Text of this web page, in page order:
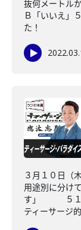
抜何メートル
Ｂ「いいえ」
た！
３月１０日（
用途別に分け
す」 ５１％
ティーサージ